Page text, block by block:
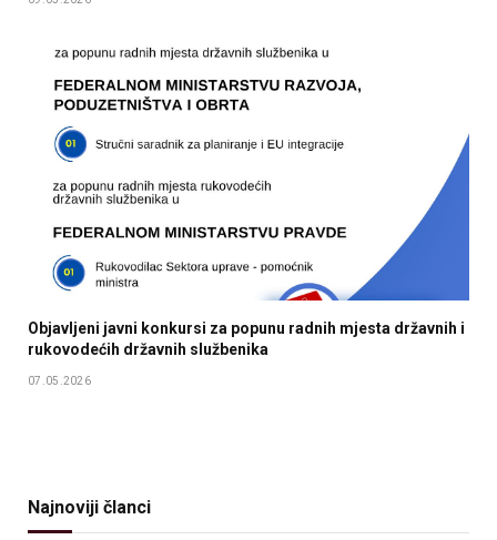
Objavljeni javni konkursi za popunu radnih mjesta državnih i
rukovodećih državnih službenika
07.05.2026
Najnoviji članci